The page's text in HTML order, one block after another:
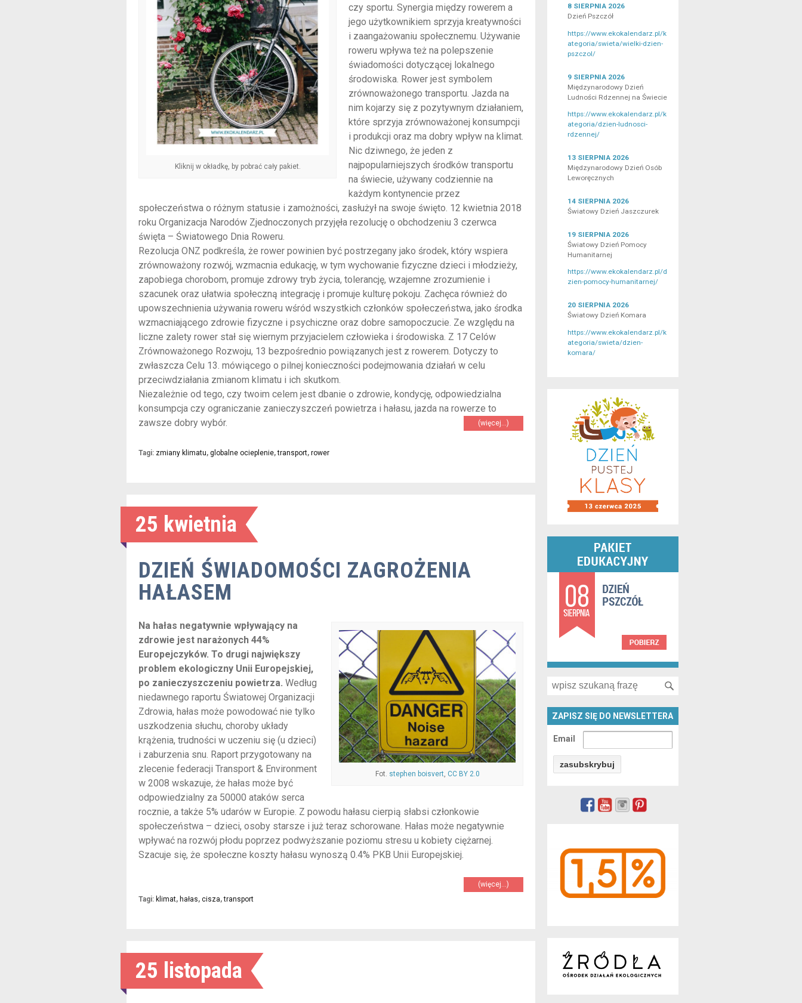
Kliknij w okładkę, by pobrać cały pakiet.
czy sportu. Synergia między rowerem a
jego użytkownikiem sprzyja kreatywności
i zaangażowaniu społecznemu. Używanie
roweru wpływa też na polepszenie
świadomości dotyczącej lokalnego
środowiska. Rower jest symbolem
zrównoważonego transportu. Jazda na
nim kojarzy się z pozytywnym działaniem,
które sprzyja zrównoważonej konsumpcji
i produkcji oraz ma dobry wpływ na klimat.
Nic dziwnego, że jeden z
najpopularniejszych środków transportu
na świecie, używany codziennie na
każdym kontynencie przez
społeczeństwa o różnym statusie i zamożności, zasłużył na swoje święto. 12 kwietnia 2018
roku Organizacja Narodów Zjednoczonych przyjęła rezolucję o obchodzeniu 3 czerwca
święta – Światowego Dnia Roweru.
Rezolucja ONZ podkreśla, że rower powinien być postrzegany jako środek, który wspiera
zrównoważony rozwój, wzmacnia edukację, w tym wychowanie fizyczne dzieci i młodzieży,
zapobiega chorobom, promuje zdrowy tryb życia, tolerancję, wzajemne zrozumienie i
szacunek oraz ułatwia społeczną integrację i promuje kulturę pokoju. Zachęca również do
upowszechnienia używania roweru wśród wszystkich członków społeczeństwa, jako środka
wzmacniającego zdrowie fizyczne i psychiczne oraz dobre samopoczucie. Ze względu na
liczne zalety rower stał się wiernym przyjacielem człowieka i środowiska. Z 17 Celów
Zrównoważonego Rozwoju, 13 bezpośrednio powiązanych jest z rowerem. Dotyczy to
zwłaszcza Celu 13. mówiącego o pilnej konieczności podejmowania działań w celu
przeciwdziałania zmianom klimatu i ich skutkom.
Niezależnie od tego, czy twoim celem jest dbanie o zdrowie, kondycję, odpowiedzialna
konsumpcja czy ograniczanie zanieczyszczeń powietrza i hałasu, jazda na rowerze to
zawsze dobry wybór.
(więcej…)
Tagi: zmiany klimatu, globalne ocieplenie,transport, rower
25 kwietnia
DZIEŃ ŚWIADOMOŚCI ZAGROŻENIA
HAŁASEM
Fot. stephen boisvert, CC BY 2.0
Na hałas negatywnie wpływający na
zdrowie jest narażonych 44%
Europejczyków. To drugi największy
problem ekologiczny Unii Europejskiej,
po zanieczyszczeniu powietrza. Według
niedawnego raportu Światowej Organizacji
Zdrowia, hałas może powodować nie tylko
uszkodzenia słuchu, choroby układy
krążenia, trudności w uczeniu się (u dzieci)
i zaburzenia snu. Raport przygotowany na
zlecenie federacji Transport & Environment
w 2008 wskazuje, że hałas może być
odpowiedzialny za 50000 ataków serca
rocznie, a także 5% udarów w Europie. Z powodu hałasu cierpią słabsi członkowie
społeczeństwa – dzieci, osoby starsze i już teraz schorowane. Hałas może negatywnie
wpływać na rozwój płodu poprzez podwyższanie poziomu stresu u kobiety ciężarnej.
Szacuje się, że społeczne koszty hałasu wynoszą 0.4% PKB Unii Europejskiej.
(więcej…)
Tagi: klimat, hałas, cisza,transport
25 listopada
8 SIERPNIA 2026
Dzień Pszczół
https://www.ekokalendarz.pl/k
ategoria/swieta/wielki-dzien-
pszczol/
9 SIERPNIA 2026
Międzynarodowy Dzień
Ludności Rdzennej na Świecie
https://www.ekokalendarz.pl/k
ategoria/dzien-ludnosci-
rdzennej/
13 SIERPNIA 2026
Międzynarodowy Dzień Osób
Leworęcznych
14 SIERPNIA 2026
Światowy Dzień Jaszczurek
19 SIERPNIA 2026
Światowy Dzień Pomocy
Humanitarnej
https://www.ekokalendarz.pl/d
zien-pomocy-humanitarnej/
20 SIERPNIA 2026
Światowy Dzień Komara
https://www.ekokalendarz.pl/k
ategoria/swieta/dzien-
komara/
Search for:
ZAPISZ SIĘ DO NEWSLETTERA
Email